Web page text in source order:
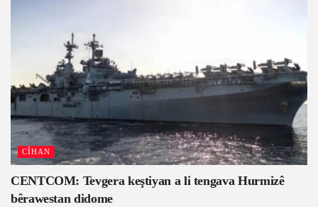
CÎHAN
CENTCOM: Tevgera keştiyan a li tengava Hurmizê
bêrawestan didome